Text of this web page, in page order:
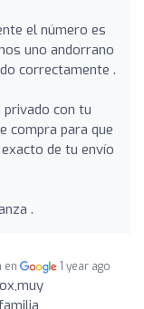
el número es
uno andorrano
correctamente .
privado con tu
compra para que
de tu envío
.
en 1 year ago